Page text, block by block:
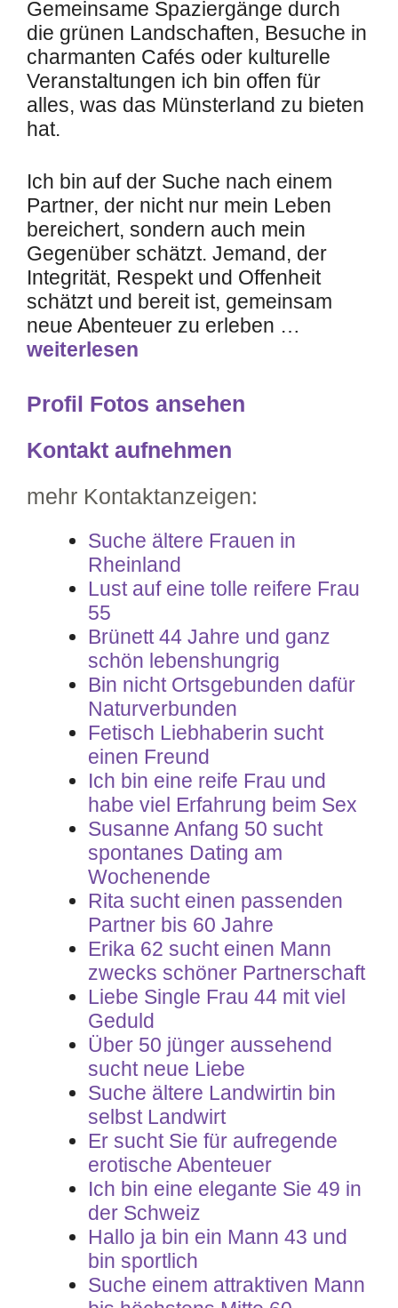
Gemeinsame Spaziergänge durch
die grünen Landschaften, Besuche in
charmanten Cafés oder kulturelle
Veranstaltungen ich bin offen für
alles, was das Münsterland zu bieten
hat.
Ich bin auf der Suche nach einem
Partner, der nicht nur mein Leben
bereichert, sondern auch mein
Gegenüber schätzt. Jemand, der
Integrität, Respekt und Offenheit
schätzt und bereit ist, gemeinsam
neue Abenteuer zu erleben …
weiterlesen
Profil Fotos ansehen
Kontakt aufnehmen
mehr Kontaktanzeigen:
Suche ältere Frauen in
Rheinland
Lust auf eine tolle reifere Frau
55
Brünett 44 Jahre und ganz
schön lebenshungrig
Bin nicht Ortsgebunden dafür
Naturverbunden
Fetisch Liebhaberin sucht
einen Freund
Ich bin eine reife Frau und
habe viel Erfahrung beim Sex
Susanne Anfang 50 sucht
spontanes Dating am
Wochenende
Rita sucht einen passenden
Partner bis 60 Jahre
Erika 62 sucht einen Mann
zwecks schöner Partnerschaft
Liebe Single Frau 44 mit viel
Geduld
Über 50 jünger aussehend
sucht neue Liebe
Suche ältere Landwirtin bin
selbst Landwirt
Er sucht Sie für aufregende
erotische Abenteuer
Ich bin eine elegante Sie 49 in
der Schweiz
Hallo ja bin ein Mann 43 und
bin sportlich
Suche einem attraktiven Mann